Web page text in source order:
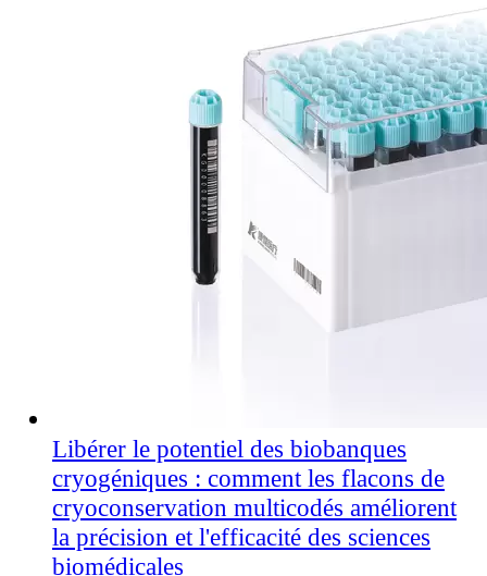
Libérer le potentiel des biobanques
cryogéniques : comment les flacons de
cryoconservation multicodés améliorent
la précision et l'efficacité des sciences
biomédicales